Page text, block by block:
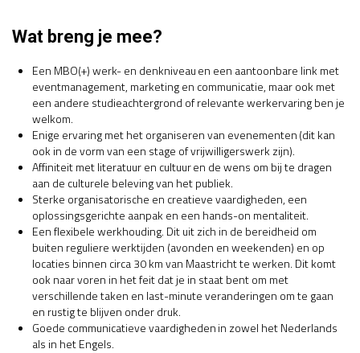
Wat breng je mee?
Een MBO(+) werk- en denkniveau en een aantoonbare link met
eventmanagement, marketing en communicatie, maar ook met
een andere studieachtergrond of relevante werkervaring ben je
welkom.
Enige ervaring met het organiseren van evenementen (dit kan
ook in de vorm van een stage of vrijwilligerswerk zijn).
Affiniteit met literatuur en cultuur en de wens om bij te dragen
aan de culturele beleving van het publiek.
Sterke organisatorische en creatieve vaardigheden, een
oplossingsgerichte aanpak en een hands-on mentaliteit.
Een flexibele werkhouding. Dit uit zich in de bereidheid om
buiten reguliere werktijden (avonden en weekenden) en op
locaties binnen circa 30 km van Maastricht te werken. Dit komt
ook naar voren in het feit dat je in staat bent om met
verschillende taken en last-minute veranderingen om te gaan
en rustig te blijven onder druk.
Goede communicatieve vaardigheden in zowel het Nederlands
als in het Engels.